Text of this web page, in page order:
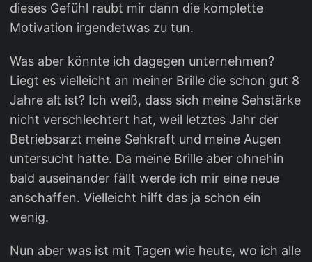
dieses Gefühl raubt mir dann die komplette
Motivation irgendetwas zu tun.
Was aber könnte ich dagegen unternehmen?
Liegt es vielleicht an meiner Brille die schon gut 8
Jahre alt ist? Ich weiß, dass sich meine Sehstärke
nicht verschlechtert hat, weil letztes Jahr der
Betriebsarzt meine Sehkraft und meine Augen
untersucht hatte. Da meine Brille aber ohnehin
bald auseinander fällt werde ich mir eine neue
anschaffen. Vielleicht hilft das ja schon ein
wenig.
Nun aber was ist mit Tagen wie heute, wo ich alle